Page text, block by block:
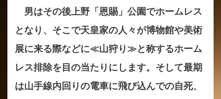
男はその後上野「恩賜」公園でホームレス
となり、そこで天皇家の人々が博物館や美術
展に来る際などに≪山狩り≫と称するホーム
レス排除を目の当たりにします。そして最期
は山手線内回りの電車に飛び込んでの自死、